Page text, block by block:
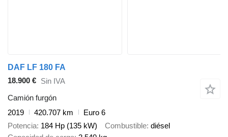
DAF LF 180 FA
18.900 € Sin IVA
Camión furgón
2019
420.707 km
Euro 6
Potencia 184 Hp (135 kW) Combustible diésel